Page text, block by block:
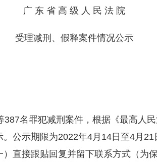
广 东 省 高 级 人 民 法 院
受理减刑、假释案件情况公示
名罪犯减刑案件，根据《最高人
公示期限为2022年4月14日至4月
直接跟贴回复并留下联系方式（为